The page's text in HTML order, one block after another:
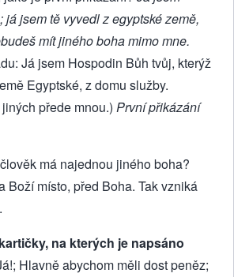
jsem tě vyvedl z egyptské země,
mít jiného boha mimo mne.
Já jsem Hospodin Bůh tvůj, kterýž
Egyptské, z domu služby.
přede mnou.) První přikázání
má najednou jiného boha?
Boží místo, před Boha. Tak vzniká
na kterých je napsáno
Hlavně abychom měli dost peněz;